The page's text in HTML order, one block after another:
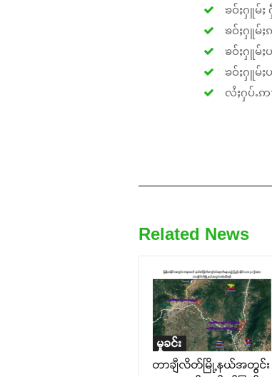
ၶဝ်ႈႁူမ်ႈ
ၶဝ်ႈႁူမ်ႈ
ၶဝ်ႈႁူမ်ႈ
ၶဝ်ႈႁူမ်ႈ
လႆႈႁပ်ႉဢ
Related News
မှုခင်း
တာချီလိတ်မြို့နယ်အတွင်း